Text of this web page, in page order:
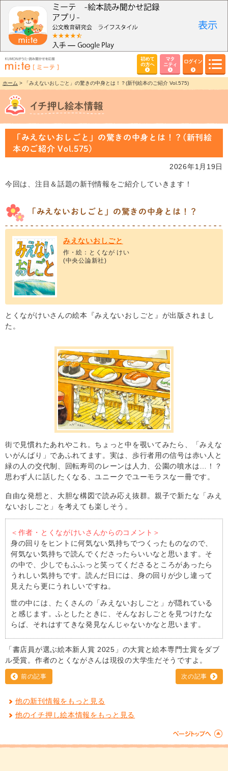
初めて
の方へ
マタ
ニティ
ログイン
ホーム > 「みえないおしごと」の驚きの中身とは！？(新刊絵本のご紹介 Vol.575)
「みえないおしごと」の驚きの中身とは！？(新刊絵
本のご紹介 Vol.575)
2026年1月19日
今回は、注目＆話題の新刊情報をご紹介していきます！
「みえないおしごと」の驚きの中身とは！？
みえないおしごと
作・絵：とくなが けい
(中央公論新社)
とくながけいさんの絵本『みえないおしごと』が出版されまし
た。
街で見慣れたあれやこれ。ちょっと中を覗いてみたら、「みえな
いがんばり」であふれてます。実は、歩行者用の信号は赤い人と
緑の人の交代制、回転寿司のレーンは人力、公園の噴水は…！？
思わず人に話したくなる、ユニークでユーモラスな一冊です。
自由な発想と、大胆な構図で読み応え抜群。親子で新たな「みえ
ないおしごと」を考えても楽しそう。
＜作者・とくながけいさんからのコメント＞
身の回りをヒントに何気ない気持ちでつくったものなので、
何気ない気持ちで読んでくださったらいいなと思います。そ
の中で、少しでもふふっと笑ってくださるところがあったら
うれしい気持ちです。読んだ日には、身の回りが少し違って
見えたら更にうれしいですね。
世の中には、たくさんの「みえないおしごと」が隠れている
と感じます。ふとしたときに、そんなおしごとを見つけたな
らば、それはすてきな発見なんじゃないかなと思います。
「書店員が選ぶ絵本新人賞 2025」の大賞と絵本専門士賞をダブ
ル受賞。作者のとくながさんは現役の大学生だそうですよ。
前の記事 次の記事
他の新刊情報をもっと見る
他のイチ押し絵本情報をもっと見る